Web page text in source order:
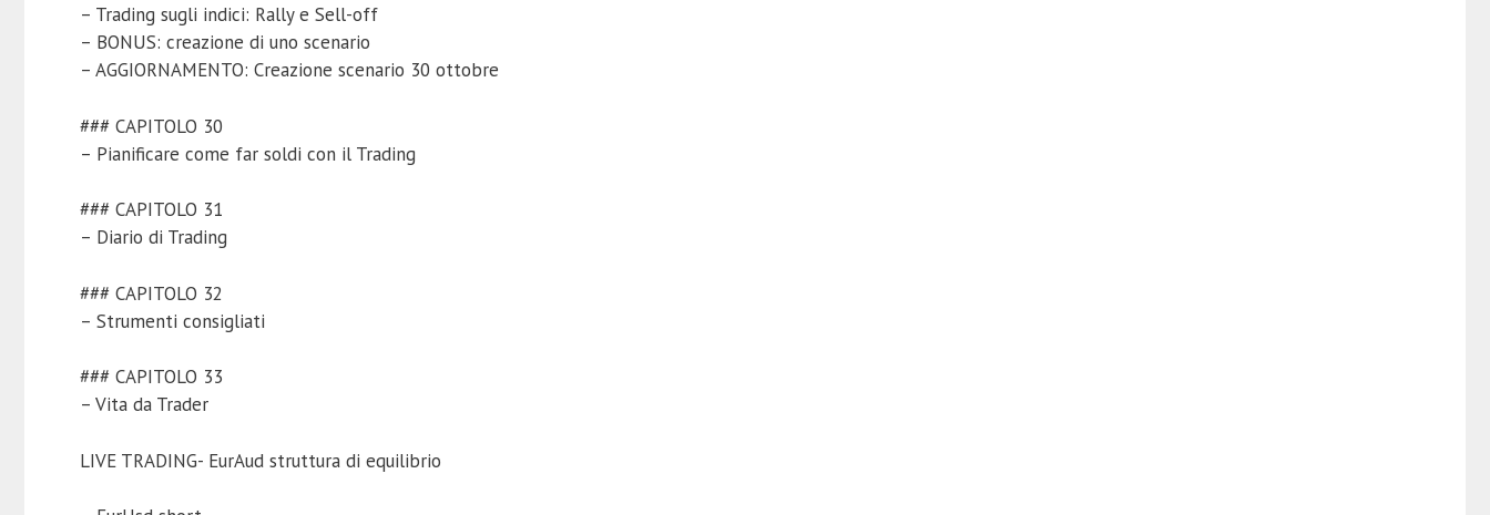
– Trading sugli indici: Rally e Sell-off
– BONUS: creazione di uno scenario
– AGGIORNAMENTO: Creazione scenario 30 ottobre
### CAPITOLO 30
– Pianificare come far soldi con il Trading
### CAPITOLO 31
– Diario di Trading
### CAPITOLO 32
– Strumenti consigliati
### CAPITOLO 33
– Vita da Trader
LIVE TRADING- EurAud struttura di equilibrio